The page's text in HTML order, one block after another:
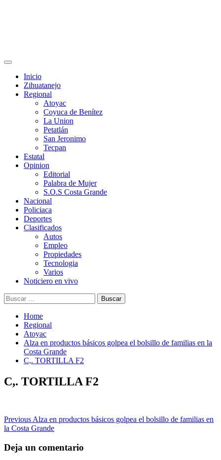
Primary
Inicio
Zihuatanejo
Regional
Atoyac
Coyuca de Benítez
La Union
Petatlán
San Jeronimo
Tecpan
Estatal
Opinion
Editorial
Palabra de Mujer
S.O.S Costa Grande
Nacional
Policiaca
Deportes
Clasificados
Autos
Empleo
Propiedades
Tecnologia
Varios
Noticiero en vivo
Buscar:
Home
Regional
Atoyac
Alza en productos básicos golpea el bolsillo de familias en la
Costa Grande
C,. TORTILLA F2
C,. TORTILLA F2
Post
navigation
Previous Alza en productos básicos golpea el bolsillo de familias en
la Costa Grande
Deja un comentario